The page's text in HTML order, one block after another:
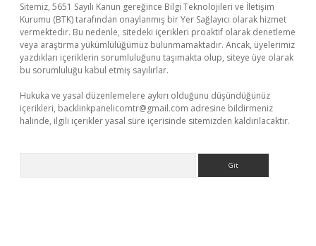
Sitemiz, 5651 Sayılı Kanun gereğince Bilgi Teknolojileri ve İletişim
Kurumu (BTK) tarafından onaylanmış bir Yer Sağlayıcı olarak hizmet
vermektedir. Bu nedenle, sitedeki içerikleri proaktif olarak denetleme
veya araştırma yükümlülüğümüz bulunmamaktadır. Ancak, üyelerimiz
yazdıkları içeriklerin sorumluluğunu taşımakta olup, siteye üye olarak
bu sorumluluğu kabul etmiş sayılırlar.
Hukuka ve yasal düzenlemelere aykırı olduğunu düşündüğünüz
içerikleri, backlinkpanelicomtr@gmail.com adresine bildirmeniz
halinde, ilgili içerikler yasal süre içerisinde sitemizden kaldırılacaktır.